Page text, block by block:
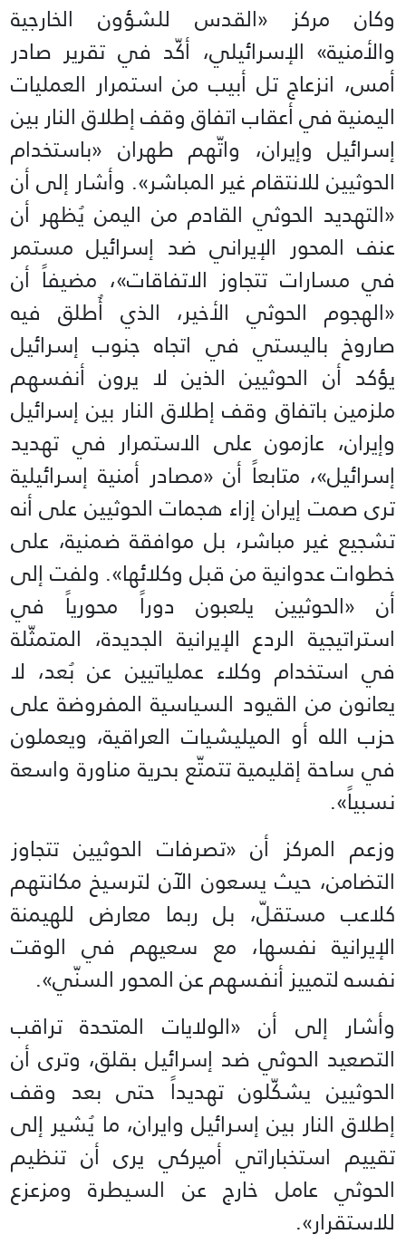
وكان مركز «القدس للشؤون الخارجية
والأمنية» الإسرائيلي، أكّد في تقرير صادر
أمس، انزعاج تل أبيب من استمرار العمليات
اليمنية في أعقاب اتفاق وقف إطلاق النار بين
إسرائيل وإيران، واتّهم طهران «باستخدام
الحوثيين للانتقام غير المباشر». وأشار إلى أن
«التهديد الحوثي القادم من اليمن يُظهر أن
عنف المحور الإيراني ضد إسرائيل مستمر
في مسارات تتجاوز الاتفاقات»، مضيفاً أن
«الهجوم الحوثي الأخير، الذي أُطلق فيه
صاروخ باليستي في اتجاه جنوب إسرائيل
يؤكد أن الحوثيين الذين لا يرون أنفسهم
ملزمين باتفاق وقف إطلاق النار بين إسرائيل
وإيران، عازمون على الاستمرار في تهديد
إسرائيل»، متابعاً أن «مصادر أمنية إسرائيلية
ترى صمت إيران إزاء هجمات الحوثيين على أنه
تشجيع غير مباشر، بل موافقة ضمنية، على
خطوات عدوانية من قبل وكلائها». ولفت إلى
أن «الحوثيين يلعبون دوراً محورياً في
استراتيجية الردع الإيرانية الجديدة، المتمثّلة
في استخدام وكلاء عملياتيين عن بُعد، لا
يعانون من القيود السياسية المفروضة على
حزب الله أو الميليشيات العراقية، ويعملون
في ساحة إقليمية تتمتّع بحرية مناورة واسعة
نسبياً».
وزعم المركز أن «تصرفات الحوثيين تتجاوز
التضامن، حيث يسعون الآن لترسيخ مكانتهم
كلاعب مستقلّ، بل ربما معارض للهيمنة
الإيرانية نفسها، مع سعيهم في الوقت
نفسه لتمييز أنفسهم عن المحور السنّي».
وأشار إلى أن «الولايات المتحدة تراقب
التصعيد الحوثي ضد إسرائيل بقلق، وترى أن
الحوثيين يشكّلون تهديداً حتى بعد وقف
إطلاق النار بين إسرائيل وايران، ما يُشير إلى
تقييم استخباراتي أميركي يرى أن تنظيم
الحوثي عامل خارج عن السيطرة ومزعزع
للاستقرار».